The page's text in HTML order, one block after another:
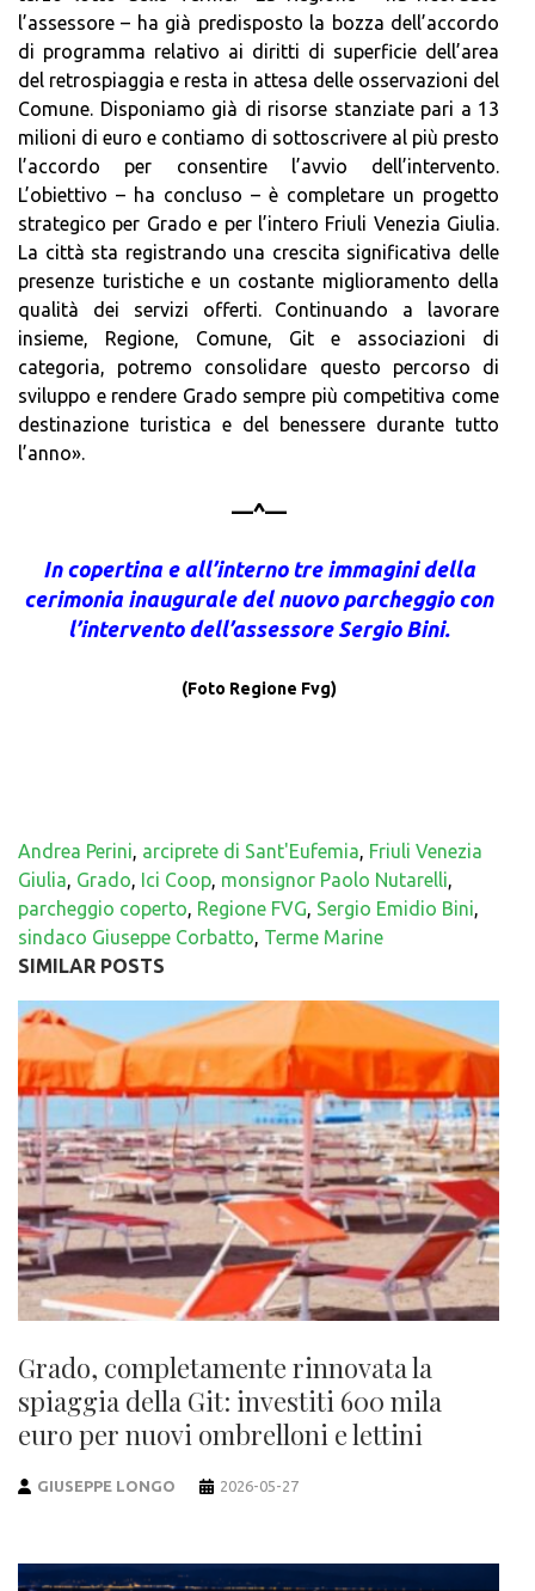
l’assessore – ha già predisposto la bozza dell’accordo
di programma relativo ai diritti di superficie dell’area
del retrospiaggia e resta in attesa delle osservazioni del
Comune. Disponiamo già di risorse stanziate pari a 13
milioni di euro e contiamo di sottoscrivere al più presto
l’accordo per consentire l’avvio dell’intervento.
L’obiettivo – ha concluso – è completare un progetto
strategico per Grado e per l’intero Friuli Venezia Giulia.
La città sta registrando una crescita significativa delle
presenze turistiche e un costante miglioramento della
qualità dei servizi offerti. Continuando a lavorare
insieme, Regione, Comune, Git e associazioni di
categoria, potremo consolidare questo percorso di
sviluppo e rendere Grado sempre più competitiva come
destinazione turistica e del benessere durante tutto
l’anno».
—^—
In copertina e all’interno tre immagini della
cerimonia inaugurale del nuovo parcheggio con
l’intervento dell’assessore Sergio Bini.
(Foto Regione Fvg)
Andrea Perini arciprete di Sant'Eufemia Friuli Venezia
Giulia Grado Ici Coop monsignor Paolo Nutarelli
parcheggio coperto Regione FVG Sergio Emidio Bini
sindaco Giuseppe Corbatto Terme Marine
SIMILAR POSTS
Grado, completamente rinnovata la
spiaggia della Git: investiti 600 mila
euro per nuovi ombrelloni e lettini
GIUSEPPE LONGO 2026-05-27